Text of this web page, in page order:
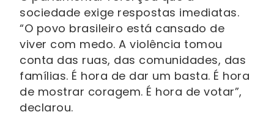
sociedade exige respostas imediatas.
“O povo brasileiro está cansado de
viver com medo. A violência tomou
conta das ruas, das comunidades, das
famílias. É hora de dar um basta. É hora
de mostrar coragem. É hora de votar”,
declarou.